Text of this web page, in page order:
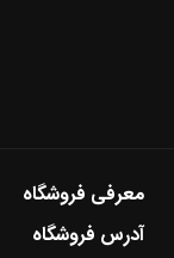
معرفی فروشگاه
آدرس فروشگاه